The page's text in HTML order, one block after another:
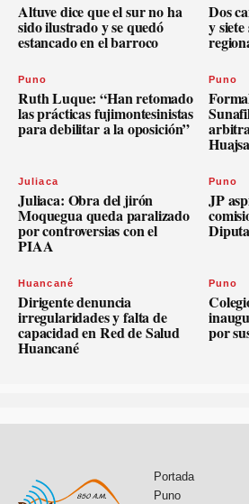
Altuve dice que el sur no ha
sido ilustrado y se quedó
estancado en el barroco
Dos
y
Puno
Ruth Luque: “Han retomado
las prácticas fujimontesinistas
para debilitar a la oposición”
Puno
Juliaca
Juliaca: Obra del jirón
Moquegua queda paralizado
por controversias con el
PIAA
Puno
JP
Huancané
Dirigente denuncia
irregularidades y falta de
capacidad en Red de Salud
Huancané
Puno
por
Portada
Puno